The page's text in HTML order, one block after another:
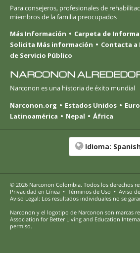
Para consejeros, profesionales de
miembros de la familia preocupados
Más Información
Carpeta de
Solicita Más información
Contacta a
de Servicio Público
NARCONON
Narconon es una historia de éxito mundial
Narconon.org
Estados Unidos
Latinoamérica
Nepal África
Idioma:
© 2026 Narconon Colombia. Todos los derechos
Privacidad en Línea • Términos de Uso • Aviso
Aviso Legal: Los resultados individuales no se
Narconon y el logotipo de Narconon son marcas
Association for Better Living and Education
permiso.